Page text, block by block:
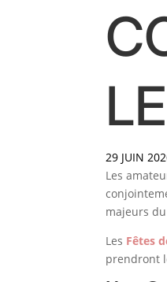
29 JUIN
Les
majeurs
Les Fêtes
prendront